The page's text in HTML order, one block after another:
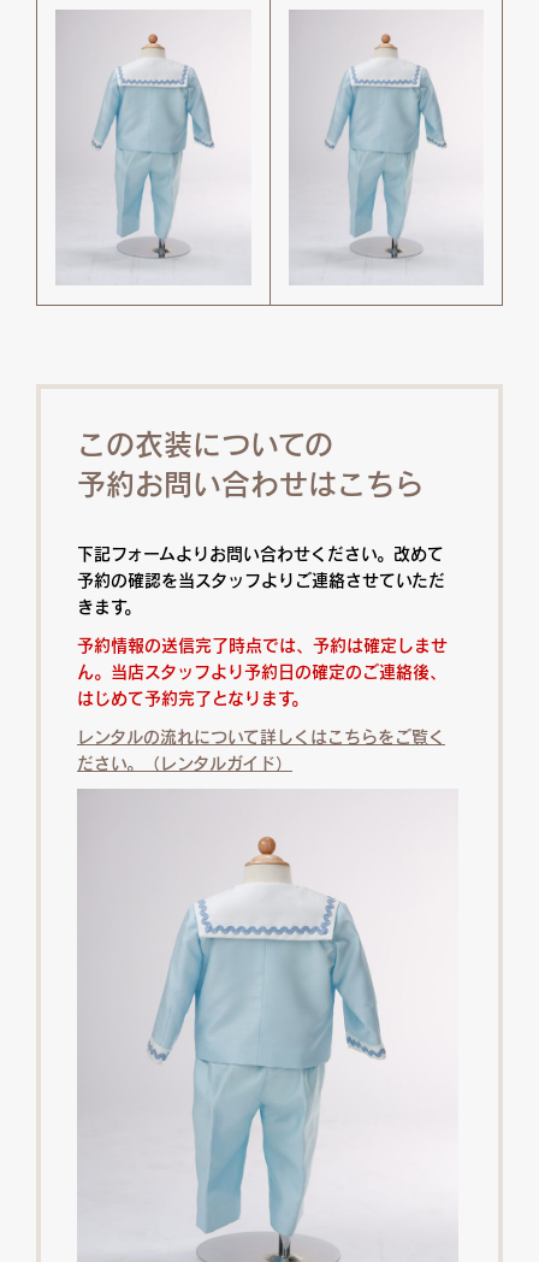
この衣装についての
予約お問い合わせはこちら
下記フォームよりお問い合わせください。改めて
予約の確認を当スタッフよりご連絡させていただ
きます。
予約情報の送信完了時点では、予約は確定しませ
ん。当店スタッフより予約日の確定のご連絡後、
はじめて予約完了となります。
レンタルの流れについて詳しくはこちらをご覧く
ださい。（レンタルガイド）